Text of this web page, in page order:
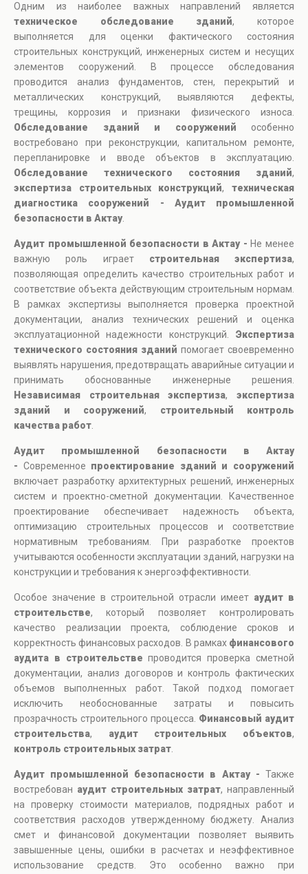
Одним из наиболее важных направлений является
техническое обследование зданий, которое
выполняется для оценки фактического состояния
строительных конструкций, инженерных систем и несущих
элементов сооружений. В процессе обследования
проводится анализ фундаментов, стен, перекрытий и
металлических конструкций, выявляются дефекты,
трещины, коррозия и признаки физического износа.
Обследование зданий и сооружений особенно
востребовано при реконструкции, капитальном ремонте,
перепланировке и вводе объектов в эксплуатацию.
Обследование технического состояния зданий,
экспертиза строительных конструкций,техническая
диагностика сооружений - Аудит промышленной
безопасности в Актау.
Аудит промышленной безопасности в Актау - Не менее
важную роль играет строительная экспертиза,
позволяющая определить качество строительных работ и
соответствие объекта действующим строительным нормам.
В рамках экспертизы выполняется проверка проектной
документации, анализ технических решений и оценка
эксплуатационной надежности конструкций. Экспертиза
технического состояния зданий помогает своевременно
выявлять нарушения, предотвращать аварийные ситуации и
принимать обоснованные инженерные решения.
Независимая строительная экспертиза,экспертиза
зданий и сооружений, строительный контроль
качества работ
Аудит промышленной безопасности в Актау
- Современное проектирование зданий и сооружений
включает разработку архитектурных решений, инженерных
систем и проектно-сметной документации. Качественное
проектирование обеспечивает надежность объекта,
оптимизацию строительных процессов и соответствие
нормативным требованиям. При разработке проектов
учитываются особенности эксплуатации зданий, нагрузки на
конструкции и требования к энергоэффективности.
Особое значение в строительной отрасли имеет аудит в
строительстве, который позволяет контролировать
качество реализации проекта, соблюдение сроков и
корректность финансовых расходов. В рамках финансового
аудита в строительстве проводится проверка сметной
документации, анализ договоров и контроль фактических
объемов выполненных работ. Такой подход помогает
исключить необоснованные затраты и повысить
прозрачность строительного процесса. Финансовый аудит
строительства, аудит строительных объектов,
контроль строительных затрат
Аудит промышленной безопасности в Актау - Также
востребован аудит строительных затрат, направленный
на проверку стоимости материалов, подрядных работ и
соответствия расходов утвержденному бюджету. Анализ
смет и финансовой документации позволяет выявить
завышенные цены, ошибки в расчетах и неэффективное
использование средств. Это особенно важно при